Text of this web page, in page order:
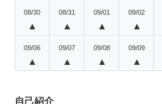
08/30
▲
08/31
▲
09/01
▲
09/02
▲
09/06
▲
09/07
▲
09/08
▲
09/09
▲
自己紹介